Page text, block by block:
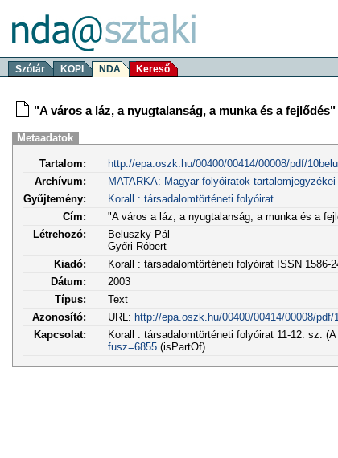
Szótár KOPI NDA Kereső
"A város a láz, a nyugtalanság, a munka és a
Metaadatok
Tartalom:
http://epa.oszk.hu/00400/00414/00008/pdf/
Archívum:
MATARKA: Magyar folyóiratok tartalomjegyzékei
Gyűjtemény:
Korall : társadalomtörténeti folyóirat
Cím:
"A város a láz, a nyugtalanság, a munka és a
Létrehozó:
Beluszky Pál
Győri Róbert
Kiadó:
Korall : társadalomtörténeti folyóirat ISSN 1586-
Dátum:
2003
Típus:
Text
Azonosító:
URL: http://epa.oszk.hu/00400/00414/00008/
Kapcsolat:
Korall : társadalomtörténeti folyóirat 11-12. sz.
fusz=6855(isPartOf)